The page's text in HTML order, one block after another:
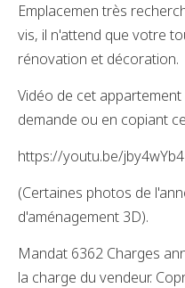
Emplacemen très
vis, il n'attend que votre
rénovation et décoration.
Vidéo de cet
demande ou en copiant
https://youtu.be/
(Certaines photos de
d'aménagement 3D).
Mandat 6362 Charges
la charge du vendeur.